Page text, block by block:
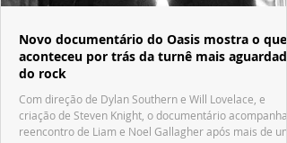
Novo documentário do Oasis mostra o que
aconteceu por trás da turnê mais aguardada
do rock
Com direção de Dylan Southern e Will Lovelace, e
criação de Steven Knight, o documentário acompanha
reencontro de Liam e Noel Gallagher após mais de